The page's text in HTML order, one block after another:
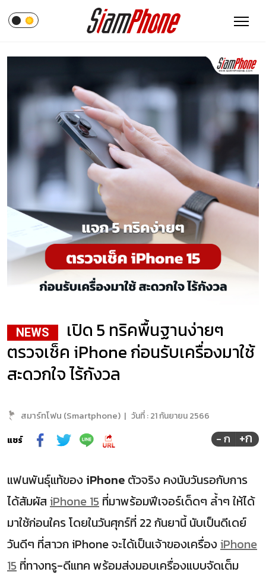
NEWS
เปิด 5 ทริคพื้นฐานง่ายๆ
ตรวจเช็ค iPhone ก่อนรับเครื่องมาใช้
สะดวกใจ ไร้กังวล
สมาร์ทโฟน (Smartphone) | วันที่ :21 กันยายน 2566
แชร์
- ก +ก
แฟนพันธุ์แท้ของiPhone ตัวจริง คงนับวันรอกับการ
ได้สัมผัส iPhone 15 ที่มาพร้อมฟีเจอร์เด็ดๆ ล้ำๆ ให้ได้
มาใช้ก่อนใคร โดยในวันศุกร์ที่ 22 กันยานี้ นับเป็นดีเดย์
วันดีๆ ที่สาวก iPhone จะได้เป็นเจ้าของเครื่องiPhone
15 ที่ทางทรู-ดีแทค พร้อมส่งมอบเครื่องแบบจัดเต็ม